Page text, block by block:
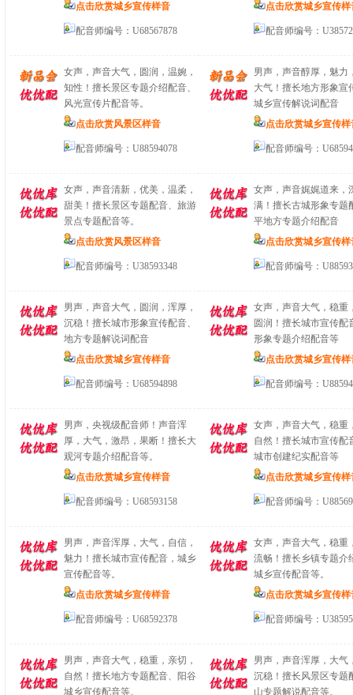
点击欣赏城乡宣传样音
配音师编号：U68567878
点击欣赏城乡宣传样
配音师编号：
女声，声音大气，圆润，温婉，
知性！擅长景区专题介绍配音、
风光宣传片配音等。
点击欣赏风景区样音
配音师编号：U88594078
男声，声音醇厚，魅力
大气！擅长地方形象宣
城乡宣传解说词配音
点击欣赏城乡宣传样
配音师编号：
女声，声音清新，优美，温柔，
甜美！擅长景区专题配音、旅游
景点专题配音等。
点击欣赏风景区样音
配音师编号：U38593348
女声，声音娓娓道来，
满！擅长古城形象专题
平地方专题介绍配音
点击欣赏城乡宣传样
配音师编号：
男声，声音大气，圆润，浑厚，
沉稳！擅长城市形象宣传配音、
地方专题解说词配音
点击欣赏城乡宣传样音
配音师编号：U68594898
女声，声音大气，稳重
圆润！擅长城市宣传配
形象专题介绍配音等
点击欣赏城乡宣传样
配音师编号：
男声，央视级配音师！声音浑
厚，大气，激昂，果断！擅长大
观河专题介绍配音等。
点击欣赏城乡宣传样音
配音师编号：U68593158
女声，声音大气，稳重
自然！擅长城市宣传配
城市创建纪实配音等
点击欣赏城乡宣传样
配音师编号：
男声，声音浑厚，大气，自信，
魅力！擅长城市宣传配音，城乡
宣传配音等。
点击欣赏城乡宣传样音
配音师编号：U68592378
女声，声音大气，稳重
流畅！擅长乡镇专题介
城乡宣传配音等。
点击欣赏城乡宣传样
配音师编号：
男声，声音大气，稳重，亲切，
自然！擅长地方专题配音、阳谷
城乡宣传配音等。
男声，声音浑厚，大气
沉稳！擅长风景区专题
山专题解说配音等。